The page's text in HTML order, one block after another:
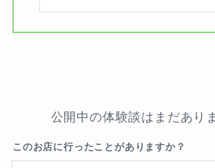
公開中の体験談はまだあり
このお店に行ったことがありますか？